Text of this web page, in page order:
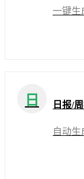
一键生
日 日报/
自动生